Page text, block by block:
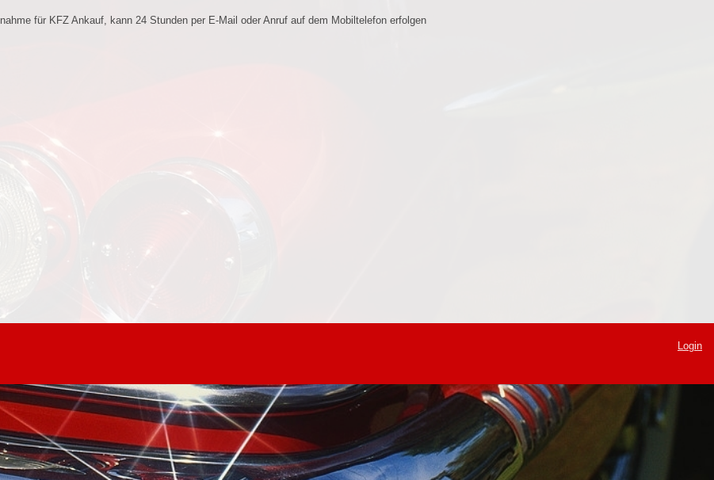
für KFZ Ankauf, kann 24 Stunden per E-Mail oder Anruf auf dem Mobiltelefon erfolgen
Login